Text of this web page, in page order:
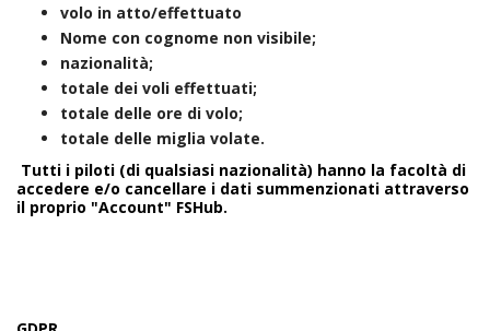
volo in atto/effettuato
Nome con cognome non visibile;
nazionalità;
totale dei voli effettuati;
totale delle ore di volo;
totale delle miglia volate.
Tutti i piloti (di qualsiasi nazionalità) hanno la facoltà di
accedere e/o cancellare i dati summenzionati attraverso
il proprio "Account" FSHub.